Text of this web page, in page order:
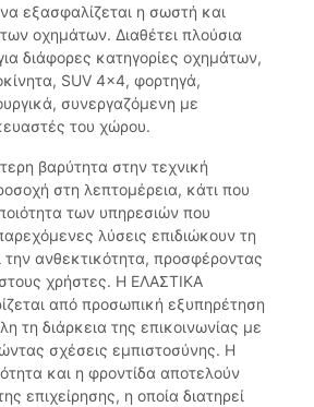
εξασφαλίζεται η σωστή και
οχημάτων. Διαθέτει πλούσια
διάφορες κατηγορίες οχημάτων,
SUV 4x4, φορτηγά,
συνεργαζόμενη με
του χώρου.
βαρύτητα στην τεχνική
στη λεπτομέρεια, κάτι που
των υπηρεσιών που
λύσεις επιδιώκουν τη
ανθεκτικότητα, προσφέροντας
χρήστες. Η ΕΛΑΣΤΙΚΑ
από προσωπική εξυπηρέτηση
τη διάρκεια της επικοινωνίας με
σχέσεις εμπιστοσύνης. Η
και η φροντίδα αποτελούν
επιχείρησης, η οποία διατηρεί